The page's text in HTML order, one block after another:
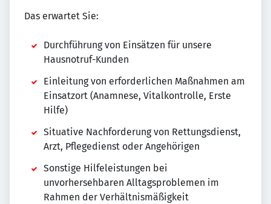
Das erwartet Sie:
Durchführung von Einsätzen für unsere
Hausnotruf-Kunden
Einleitung von erforderlichen Maßnahmen am
Einsatzort (Anamnese, Vitalkontrolle, Erste
Hilfe)
Situative Nachforderung von Rettungsdienst,
Arzt, Pflegedienst oder Angehörigen
Sonstige Hilfeleistungen bei
unvorhersehbaren Alltagsproblemen im
Rahmen der Verhältnismäßigkeit